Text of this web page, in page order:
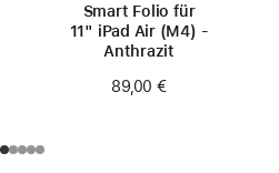
Smart Folio für
11" iPad Air (M4) -
Anthrazit
89,00 €